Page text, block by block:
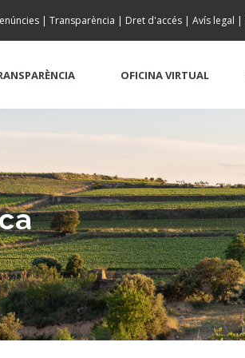
| Transparència | Dret d'accés | Avís legal |
OFICINA VIRTUAL